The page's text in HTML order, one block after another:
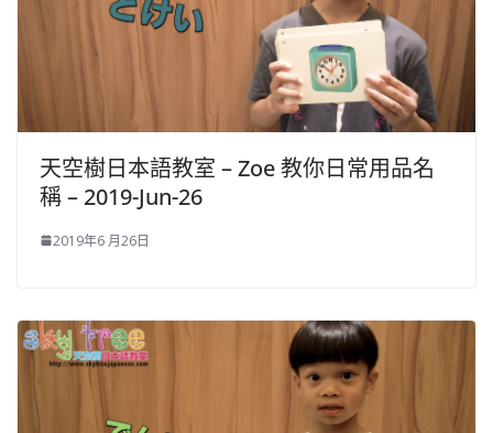
天空樹日本語教室 – Zoe​ 教你日常用品名
稱 – 2019-Jun-26
2019年6 月26日